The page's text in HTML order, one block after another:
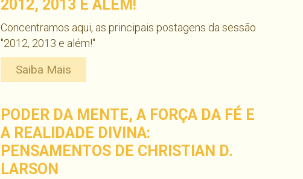
2012, 2013 E ALÉM!
Concentramos aqui, as principais postagens da sessão
"2012, 2013 e além!"
Saiba Mais
PODER DA MENTE, A FORÇA DA FÉ E
A REALIDADE DIVINA:
PENSAMENTOS DE CHRISTIAN D.
LARSON